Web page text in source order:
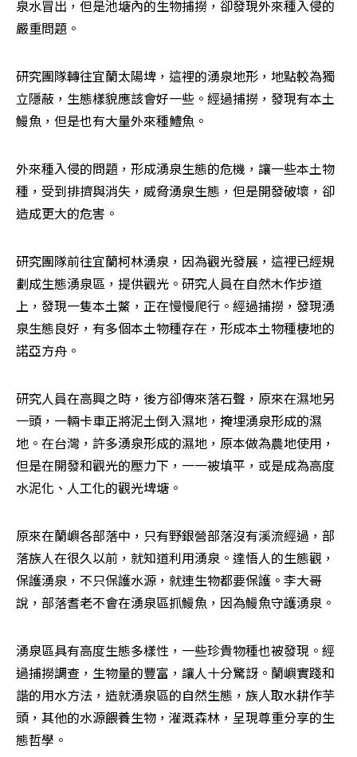
泉水冒出，但是池塘內的生物捕撈，卻發現外來種入侵的
嚴重問題。
研究團隊轉往宜蘭太陽埤，這裡的湧泉地形，地點較為獨
立隱蔽，生態樣貌應該會好一些。經過捕撈，發現有本土
鰻魚，但是也有大量外來種鱧魚。
外來種入侵的問題，形成湧泉生態的危機，讓一些本土物
種，受到排擠與消失，威脅湧泉生態，但是開發破壞，卻
造成更大的危害。
研究團隊前往宜蘭柯林湧泉，因為觀光發展，這裡已經規
劃成生態湧泉區，提供觀光。研究人員在自然木作步道
上，發現一隻本土鱉，正在慢慢爬行。經過捕撈，發現湧
泉生態良好，有多個本土物種存在，形成本土物種棲地的
諾亞方舟。
研究人員在高興之時，後方卻傳來落石聲，原來在濕地另
一頭，一輛卡車正將泥土倒入濕地，掩埋湧泉形成的濕
地。在台灣，許多湧泉形成的濕地，原本做為農地使用，
但是在開發和觀光的壓力下，一一被填平，或是成為高度
水泥化、人工化的觀光埤塘。
原來在蘭嶼各部落中，只有野銀營部落沒有溪流經過，部
落族人在很久以前，就知道利用湧泉。達悟人的生態觀，
保護湧泉，不只保護水源，就連生物都要保護。李大哥
說，部落耆老不會在湧泉區抓鰻魚，因為鰻魚守護湧泉。
湧泉區具有高度生態多樣性，一些珍貴物種也被發現。經
過捕撈調查，生物量的豐富，讓人十分驚訝。蘭嶼實踐和
諧的用水方法，造就湧泉區的自然生態，族人取水耕作芋
頭，其他的水源餵養生物，灌溉森林，呈現尊重分享的生
態哲學。